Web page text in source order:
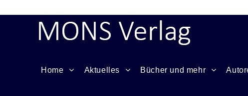
Home Aktuelles Bücher und mehr